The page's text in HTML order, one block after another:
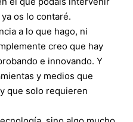
os lo contaré.
a lo que hago, ni
creo que hay
e innovando. Y
y medios que
que solo requieren